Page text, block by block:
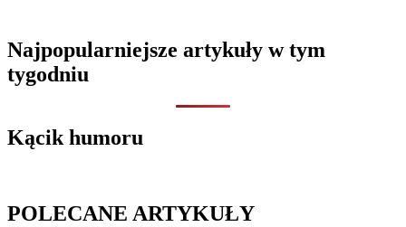
Najpopularniejsze artykuły w tym
tygodniu
Kącik humoru
POLECANE ARTYKUŁY